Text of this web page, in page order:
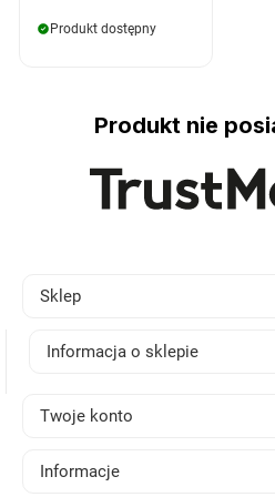
Produkt dostępny
Produkt nie
Sklep
Informacja o sklepie
Twoje konto
Informacje